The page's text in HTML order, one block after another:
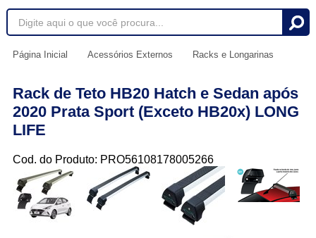
Página Inicial Acessórios Externos Racks e Longarinas
Rack de Teto HB20 Hatch e Sedan após
2020 Prata Sport (Exceto HB20x) LONG
LIFE
Cod. do Produto: PRO56108178005266